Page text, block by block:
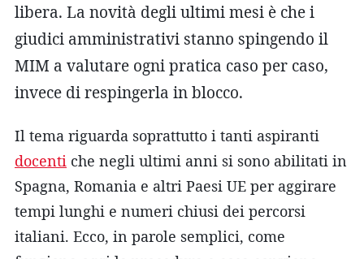
libera. La novità degli ultimi mesi è che i
giudici amministrativi stanno spingendo il
MIM a valutare ogni pratica caso per caso,
invece di respingerla in blocco.
Il tema riguarda soprattutto i tanti aspiranti
docenti che negli ultimi anni si sono abilitati in
Spagna, Romania e altri Paesi UE per aggirare
tempi lunghi e numeri chiusi dei percorsi
italiani. Ecco, in parole semplici, come